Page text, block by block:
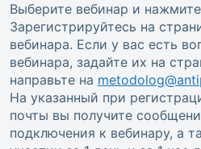
Выберите вебинар и
Зарегистрируйтесь на
вебинара. Если у вас есть
вебинара, задайте их на
направьте на
На указанный при
почты вы получите
подключения к вебинару, а